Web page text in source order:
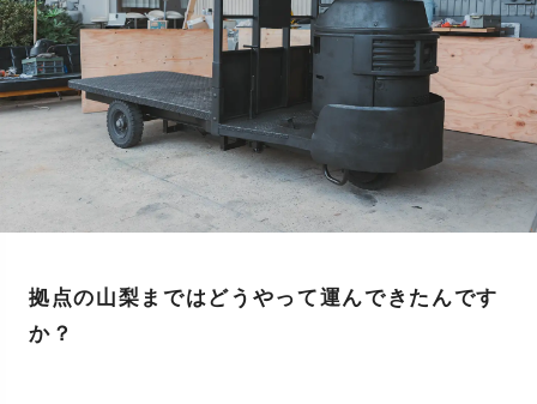
拠点の山梨まではどうやって運んできたんです
か？